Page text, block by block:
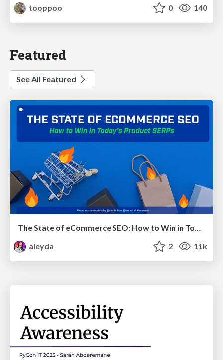
tooppoo
0 140
Featured
See All Featured
The State of eCommerce SEO: How to Win in Today's Products SERPs - #SEOweek
aleyda
2 11k